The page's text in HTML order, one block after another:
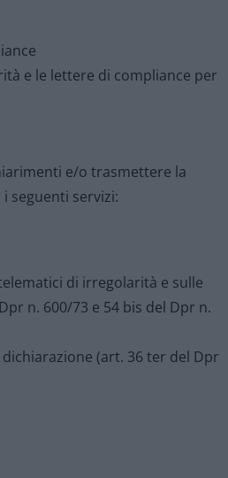
e le lettere di compliance per
e/o trasmettere la
seguenti servizi:
di irregolarità e sulle
n. 600/73 e 54 bis del Dpr n.
(art. 36 ter del Dpr